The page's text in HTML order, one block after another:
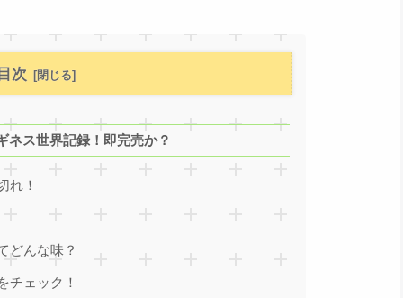
次
ネス世界記録！即完売か？
れ！
どんな味？
チェック！